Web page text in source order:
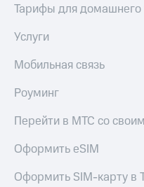
Тарифы для домашнего
Услуги
Мобильная связь
Роуминг
Перейти в МТС со
Оформить eSIM
Оформить SIM-карту в